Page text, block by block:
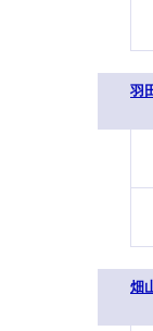
羽
畑